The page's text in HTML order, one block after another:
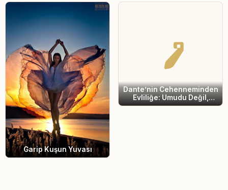
Garip Kuşun Yuvası
Dante’nin Cehenneminden
Evliliğe: Umudu Değil,
Yanılsamayı Bırak